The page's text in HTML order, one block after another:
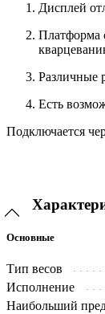
Дисплей
Платформа
Различные
Есть
Подключается
Основные
Тип весов
Исполнение
Наибольший